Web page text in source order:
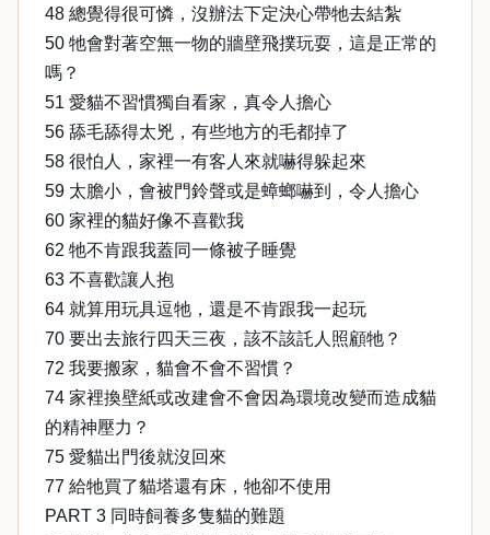
48 總覺得很可憐，沒辦法下定決心帶牠去結紮
50 牠會對著空無一物的牆壁飛撲玩耍，這是正常的
嗎？
51 愛貓不習慣獨自看家，真令人擔心
56 舔毛舔得太兇，有些地方的毛都掉了
58 很怕人，家裡一有客人來就嚇得躲起來
59 太膽小，會被門鈴聲或是蟑螂嚇到，令人擔心
60 家裡的貓好像不喜歡我
62 牠不肯跟我蓋同一條被子睡覺
63 不喜歡讓人抱
64 就算用玩具逗牠，還是不肯跟我一起玩
70 要出去旅行四天三夜，該不該託人照顧牠？
72 我要搬家，貓會不會不習慣？
74 家裡換壁紙或改建會不會因為環境改變而造成貓
的精神壓力？
75 愛貓出門後就沒回來
77 給牠買了貓塔還有床，牠卻不使用
PART 3 同時飼養多隻貓的難題